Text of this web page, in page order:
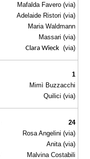
Mafalda Favero (via)
Adelaide Ristori (via)
Maria Waldmann
Massari (via)
Clara Wieck (via)
1
Mimì Buzzacchi
Quilici (via)
24
Rosa Angelini (via)
Anita (via)
Malvina Costabili